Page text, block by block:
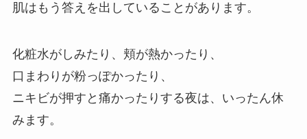
肌はもう答えを出していることがあります。
化粧水がしみたり、頬が熱かったり、
口まわりが粉っぽかったり、
ニキビが押すと痛かったりする夜は、いったん休
みます。